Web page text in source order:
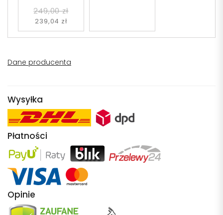
249,00 zł
239,04 zł
Dane producenta
Wysyłka
Płatności
Opinie